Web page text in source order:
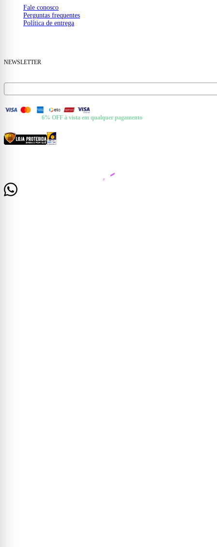
Fale conosco
Perguntas frequentes
Política de entrega
NEWSLETTER
6% OFF à vista em qualquer pagamento